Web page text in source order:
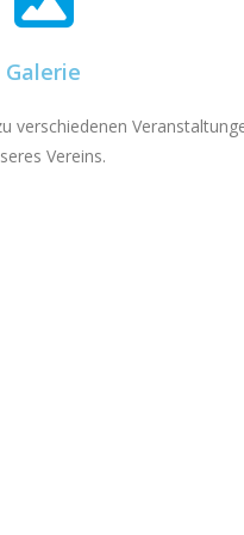
Galerie
verschiedenen
Vereins.